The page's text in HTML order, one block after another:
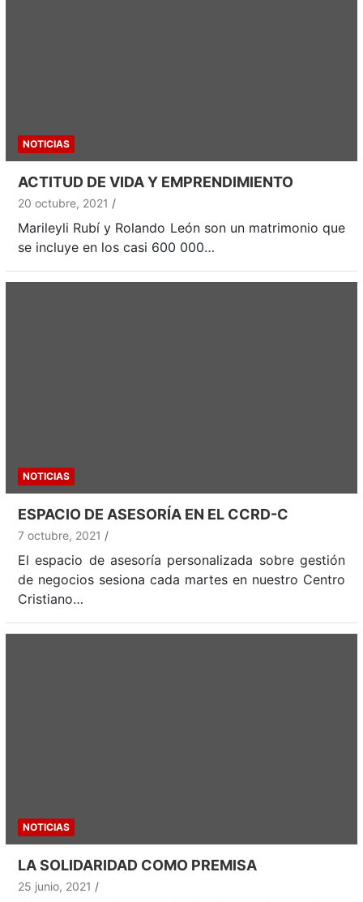
NOTICIAS
ACTITUD DE VIDA Y EMPRENDIMIENTO
20 octubre, 2021
Marileyli Rubí y Rolando León son un matrimonio que
se incluye en los casi 600 000…
NOTICIAS
ESPACIO DE ASESORÍA EN EL CCRD-C
7 octubre, 2021
El espacio de asesoría personalizada sobre gestión
de negocios sesiona cada martes en nuestro Centro
Cristiano…
NOTICIAS
LA SOLIDARIDAD COMO PREMISA
25 junio, 2021